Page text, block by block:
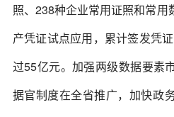
照、238种企业常用证照和常用
产凭证试点应用，累计签发凭
过55亿元。加强两级数据要素
据官制度在全省推广，加快政